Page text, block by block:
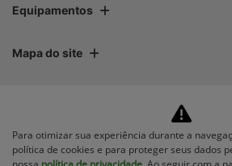
Equipamentos
Mapa do site
Para otimizar sua experiência durante a
política de cookies e para proteger seus dados